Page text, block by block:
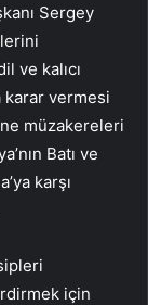
Sergey
ve kalıcı
karar vermesi
müzakereleri
Batı ve
karşı
için